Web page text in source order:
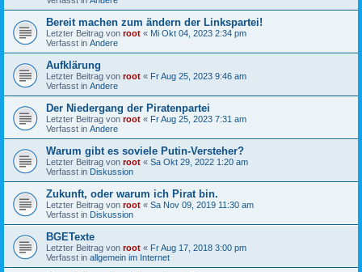
Bereit machen zum ändern der Linkspartei!
Letzter Beitrag von root « Mi Okt 04, 2023 2:34 pm
Verfasst in Andere
Aufklärung
Letzter Beitrag von root « Fr Aug 25, 2023 9:46 am
Verfasst in Andere
Der Niedergang der Piratenpartei
Letzter Beitrag von root « Fr Aug 25, 2023 7:31 am
Verfasst in Andere
Warum gibt es soviele Putin-Versteher?
Letzter Beitrag von root « Sa Okt 29, 2022 1:20 am
Verfasst in Diskussion
Zukunft, oder warum ich Pirat bin.
Letzter Beitrag von root « Sa Nov 09, 2019 11:30 am
Verfasst in Diskussion
BGETexte
Letzter Beitrag von root « Fr Aug 17, 2018 3:00 pm
Verfasst in allgemein im Internet